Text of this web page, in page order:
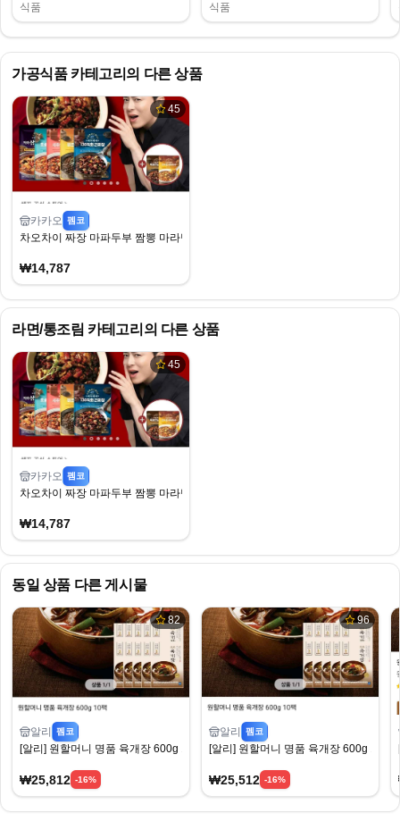
식품 식품
가공식품카테고리의 다른 상품
45
카카오 펨코
차오차이 짜장 마파두부 짬뽕 마라탕 9개 골라담기(2개 증정)
₩14,787
라면/통조림 카테고리의 다른 상품
45
카카오 펨코
차오차이 짜장 마파두부 짬뽕 마라탕 9개 골라담기(2개 증정)
₩14,787
동일 상품 다른 게시물
82
알리 펨코
[알리] 원할머니 명품 육개장 600g 10팩 (25,812원) (무료)
₩25,812 -16%
96
알리 펨코
[알리] 원할머니 명품 육개장 600g 10팩
₩25,512 -16%